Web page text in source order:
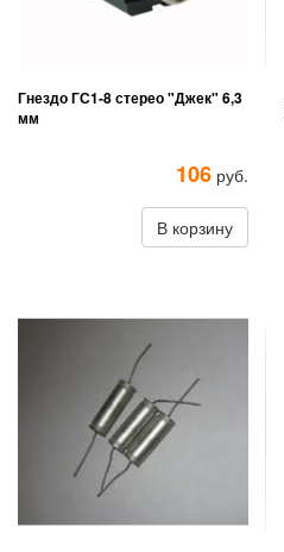
Гнездо ГС1-8 стерео "Джек" 6,3
мм
106 руб.
В корзину